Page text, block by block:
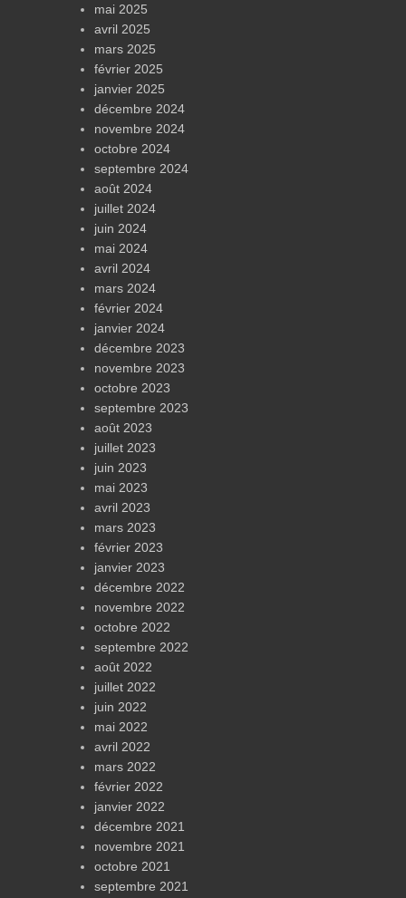
mai 2025
avril 2025
mars 2025
février 2025
janvier 2025
décembre 2024
novembre 2024
octobre 2024
septembre 2024
août 2024
juillet 2024
juin 2024
mai 2024
avril 2024
mars 2024
février 2024
janvier 2024
décembre 2023
novembre 2023
octobre 2023
septembre 2023
août 2023
juillet 2023
juin 2023
mai 2023
avril 2023
mars 2023
février 2023
janvier 2023
décembre 2022
novembre 2022
octobre 2022
septembre 2022
août 2022
juillet 2022
juin 2022
mai 2022
avril 2022
mars 2022
février 2022
janvier 2022
décembre 2021
novembre 2021
octobre 2021
septembre 2021